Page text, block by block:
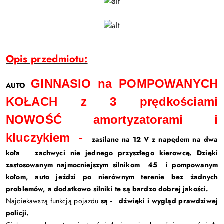
Opis przedmiotu:
AUTO GINNASIO na POMPOWANYCH
KOŁACH z 3 prędkościami
NOWOŚĆ amortyzatorami i
kluczykiem -zasilane na 12 V z napędem na dwa
koła zachwyci nie jednego przyszłego kierowcę. Dzięki
zastosowanym najmocniejszym silnikom 45 i pompowanym
kołom, auto jeździ po nierównym terenie bez żadnych
problemów, a dodatkowo silniki te są bardzo dobrej jakości.
Najciekawszą funkcją pojazdusą - dźwięki i wygląd prawdziwej
policji.